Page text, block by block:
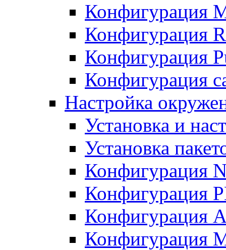
Конфигурация
Конфигурация
Конфигурация
Конфигурация
Настройка
Установка и
Установка
Конфигурация
Конфигурация
Конфигурация
Конфигурация